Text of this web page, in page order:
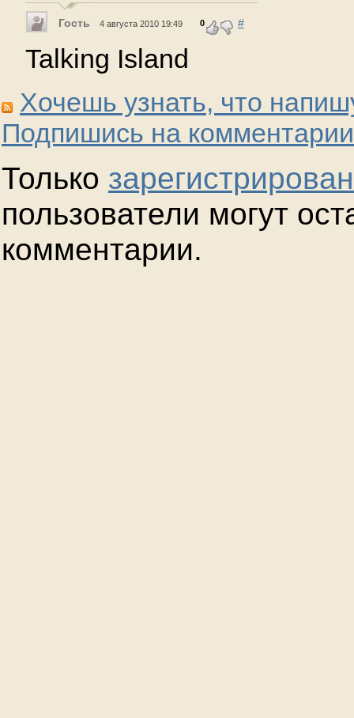
Гость 4 августа 2010 19:49 0 #
Talking Island
Хочешь узнать, что
Подпишись на
Только
пользователи могут
комментарии.